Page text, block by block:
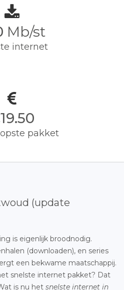
Mb/st
internet
19.50
pakket
(update
is eigenlijk broodnodig.
(downloaden), en series
een bekwame maatschappij.
snelste internet pakket? Dat
is nu het snelste internet in